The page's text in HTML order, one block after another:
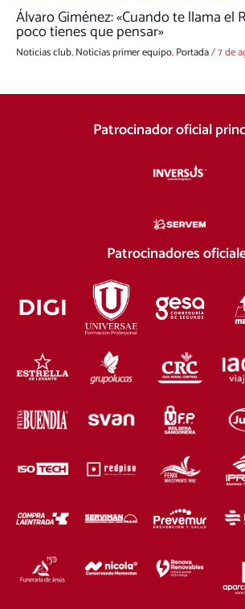
Álvaro Giménez: «Cuando te llama el
poco tienes que pensar»
Noticias club,Noticias primer equipo,Portada/7 de
Patrocinador oficial
Patrocinadores